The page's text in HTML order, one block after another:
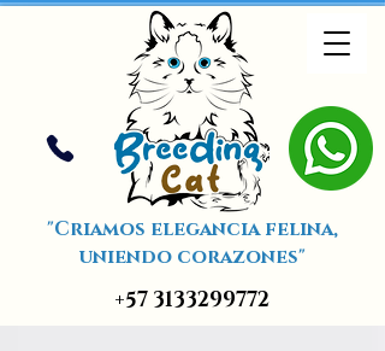
"Criamos elegancia felina,
uniendo corazones"
+57 3133299772